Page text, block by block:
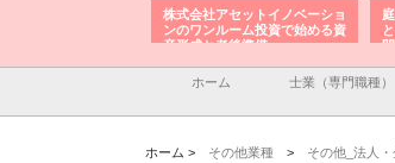
株式会社アセットイノベーショ
ンのワンルーム投資で始める資
産形成と老後準備
間
ホーム 士業（専門職種）
ホーム > その他業種 > その他_法人